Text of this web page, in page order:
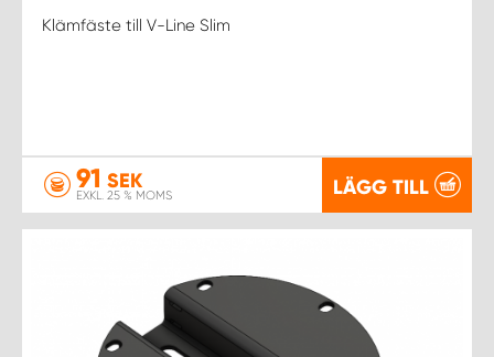
Klämfäste till V-Line Slim
91 SEK
EXKL. 25 % MOMS LÄGG TILL